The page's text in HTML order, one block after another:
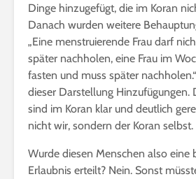
Dinge hinzugefügt, die im Koran
Danach wurden weitere
„Eine menstruierende Frau darf
später nachholen, eine Frau im
fasten und muss später
dieser Darstellung Hinzufügungen.
sind im Koran klar und deutlich
nicht wir, sondern der Koran selbst.
Wurde diesen Menschen also eine
Erlaubnis erteilt? Nein. Sonst